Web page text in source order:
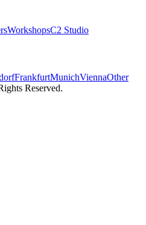
WorkshopsC2 Studio
FrankfurtMunichViennaOther
Reserved.